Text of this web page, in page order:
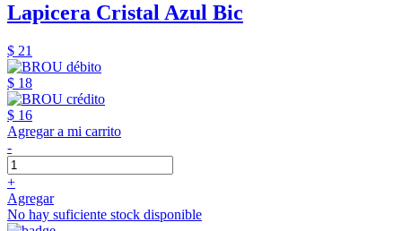
Lapicera Cristal Azul Bic
$ 21
$ 18
$ 16
Agregar a mi carrito
-
+
Agregar
No hay suficiente stock disponible